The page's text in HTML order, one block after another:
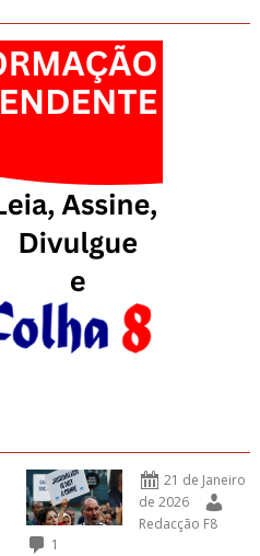
21 de Janeiro
de 2026
Redacção F8
1